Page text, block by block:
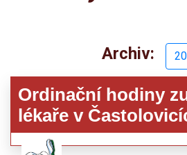
Archiv:
Ordinační hodiny
lékaře v